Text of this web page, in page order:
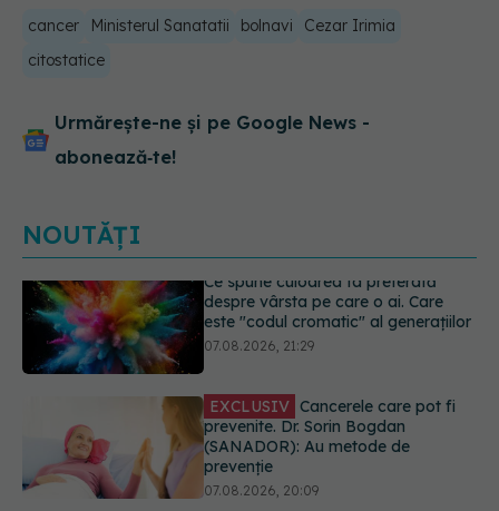
cancer Ministerul Sanatatii bolnavi
Cezar Irimia
citostatice
Urmărește-ne și pe Google News -
abonează‑te!
NOUTĂȚI
EXCLUSIV Cancerele care pot fi
prevenite. Dr. Sorin Bogdan
(SANADOR): Au metode de
07.08.2026, 20:09
Testul din deget care ar putea
indica riscul pentru 8 boli majore
07.08.2026, 18:34